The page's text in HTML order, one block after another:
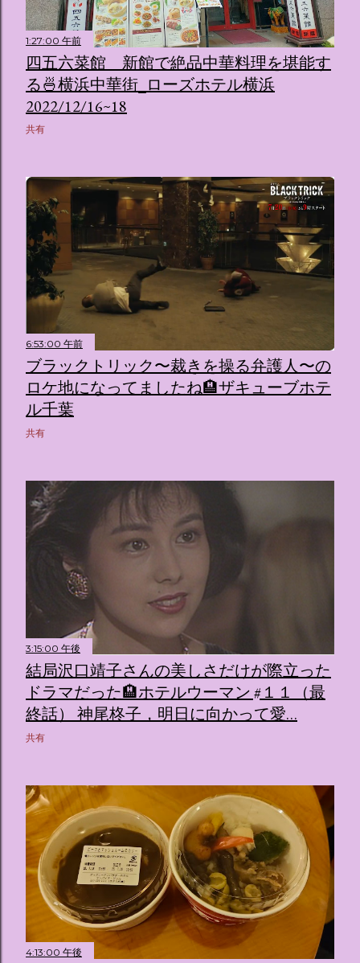
1:27:00 午前
四五六菜館 新館で絶品中華料理を堪能す
る🍜横浜中華街_ローズホテル横浜
2022/12/16~18
共有
6:53:00 午前
ブラックトリック〜裁きを操る弁護人〜の
ロケ地になってましたね🏨ザキューブホテ
ル千葉
共有
3:15:00 午後
結局沢口靖子さんの美しさだけが際立った
ドラマだった🏨ホテルウーマン #１１（最
終話） 神尾柊子，明日に向かって愛…
共有
4:13:00 午後